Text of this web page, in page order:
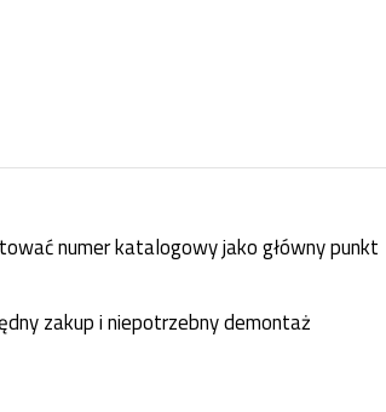
numer katalogowy jako główny punkt
zakup i niepotrzebny demontaż